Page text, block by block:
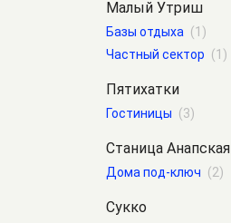
Малый Утриш
Базы отдыха (1)
Частный сектор (1)
Пятихатки
Гостиницы (3)
Станица Анапская
Дома под-ключ (2)
Сукко